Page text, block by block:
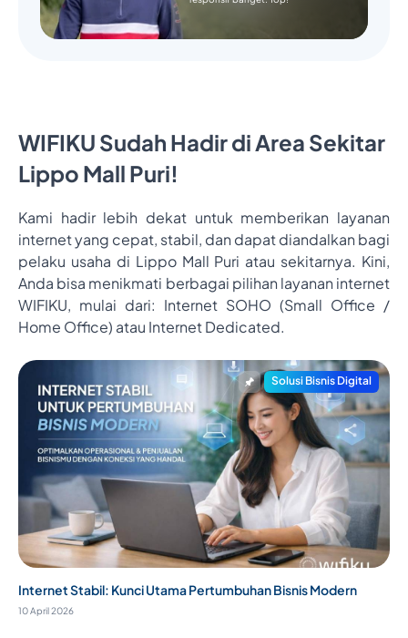
WIFIKU Sudah Hadir di Area Sekitar
Lippo Mall Puri!
Kami hadir lebih dekat untuk memberikan layanan
internet yang cepat, stabil, dan dapat diandalkan bagi
pelaku usaha di Lippo Mall Puri atau sekitarnya. Kini,
Anda bisa menikmati berbagai pilihan layanan internet
WIFIKU, mulai dari: Internet SOHO (Small Office /
Home Office) atau Internet Dedicated.
Solusi Bisnis Digital
Internet Stabil: Kunci Utama Pertumbuhan Bisnis Modern
10 April 2026